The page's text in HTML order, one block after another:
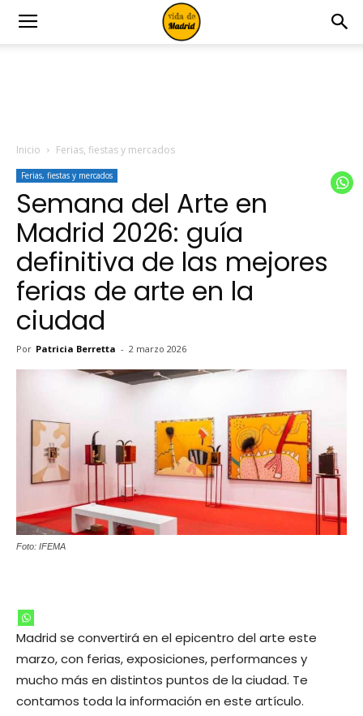
Inicio Ferias, fiestas y mercados
Ferias, fiestas y mercados
Semana del Arte en
Madrid 2026: guía
definitiva de las mejores
ferias de arte en la
ciudad
Por Patricia Berretta - 2 marzo 2026
Foto: IFEMA
Madrid se convertirá en el epicentro del arte este
marzo, con ferias, exposiciones, performances y
mucho más en distintos puntos de la ciudad. Te
contamos toda la información en este artículo.